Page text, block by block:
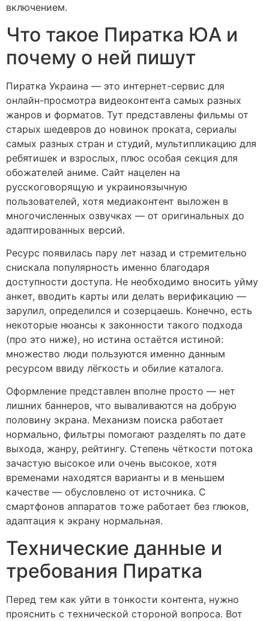
включением.
Что такое Пиратка ЮА и
почему о ней пишут
Пиратка Украина — это интернет-сервис для
онлайн-просмотра видеоконтента самых разных
жанров и форматов. Тут представлены фильмы от
старых шедевров до новинок проката, сериалы
самых разных стран и студий, мультипликацию для
ребятишек и взрослых, плюс особая секция для
обожателей аниме. Сайт нацелен на
русскоговорящую и украиноязычную
пользователей, хотя медиаконтент выложен в
многочисленных озвучках — от оригинальных до
адаптированных версий.
Ресурс появилась пару лет назад и стремительно
снискала популярность именно благодаря
доступности доступа. Не необходимо вносить уйму
анкет, вводить карты или делать верификацию —
зарулил, определился и созерцаешь. Конечно, есть
некоторые нюансы к законности такого подхода
(про это ниже), но истина остаётся истиной:
множество люди пользуются именно данным
ресурсом ввиду лёгкость и обилие каталога.
Оформление представлен вполне просто — нет
лишних баннеров, что вываливаются на добрую
половину экрана. Механизм поиска работает
нормально, фильтры помогают разделять по дате
выхода, жанру, рейтингу. Степень чёткости потока
зачастую высокое или очень высокое, хотя
временами находятся варианты и в меньшем
качестве — обусловлено от источника. С
смартфонов аппаратов тоже работает без глюков,
адаптация к экрану нормальная.
Технические данные и
требования Пиратка
Перед тем как уйти в тонкости контента, нужно
прояснить с технической стороной вопроса. Вот